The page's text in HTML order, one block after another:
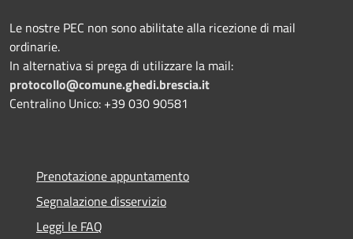
Le nostre PEC non sono abilitate alla ricezione di mail
ordinarie.
In alternativa si prega di utilizzare la mail:
protocollo@comune.ghedi.brescia.it
Centralino Unico: +39 030 90581
Prenotazione appuntamento
Segnalazione disservizio
Leggi le FAQ